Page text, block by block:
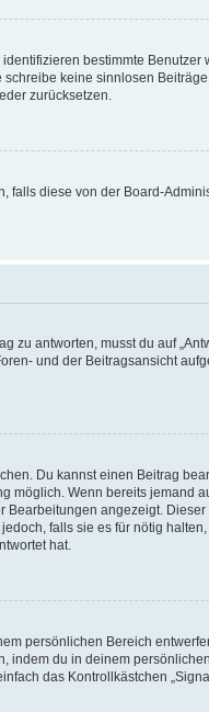
bestimmte
keine sinnlosen
zurücksetzen.
diese von der Board-
zu antworten, musst du auf
und der Beitragsansicht
Du kannst einen Beitrag
Wenn bereits jemand
angezeigt.
falls sie es für nötig
hat.
persönlichen Bereich
indem du in deinem
das Kontrollkästchen